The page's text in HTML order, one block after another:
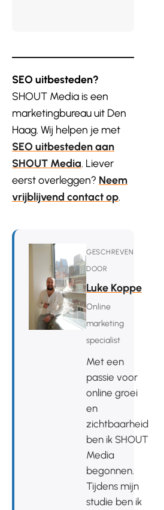
SEO uitbesteden?
SHOUT Media is een
marketingbureau uit Den
Haag. Wij helpen je met
SEO uitbesteden aan
SHOUT Media . Liever
eerst overleggen? Neem
vrijblijvend contact op
GESCHREVEN
DOOR
Luke Koppe
Online
marketing
specialist
Met een
passie voor
online groei
en
zichtbaarheid
ben ik SHOUT
Media
begonnen.
Tijdens mijn
studie ben ik